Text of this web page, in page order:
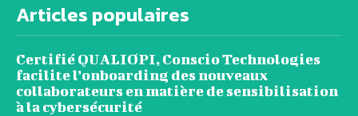
Articles populaires
Certifié QUALIOPI, Conscio Technologies
facilite l’onboarding des nouveaux
collaborateurs en matière de sensibilisation
à la cybersécurité